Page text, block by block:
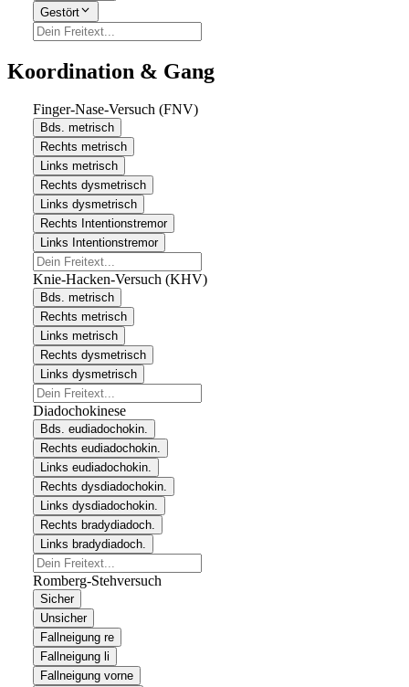
Gestört
Koordination & Gang
Finger-Nase-Versuch (FNV)
Bds. metrisch
Rechts metrisch
Links metrisch
Rechts dysmetrisch
Links dysmetrisch
Rechts Intentionstremor
Links Intentionstremor
Knie-Hacken-Versuch (KHV)
Bds. metrisch
Rechts metrisch
Links metrisch
Rechts dysmetrisch
Links dysmetrisch
Diadochokinese
Bds. eudiadochokin.
Rechts eudiadochokin.
Links eudiadochokin.
Rechts dysdiadochokin.
Links dysdiadochokin.
Rechts bradydiadoch.
Links bradydiadoch.
Romberg-Stehversuch
Sicher
Unsicher
Fallneigung re
Fallneigung li
Fallneigung vorne